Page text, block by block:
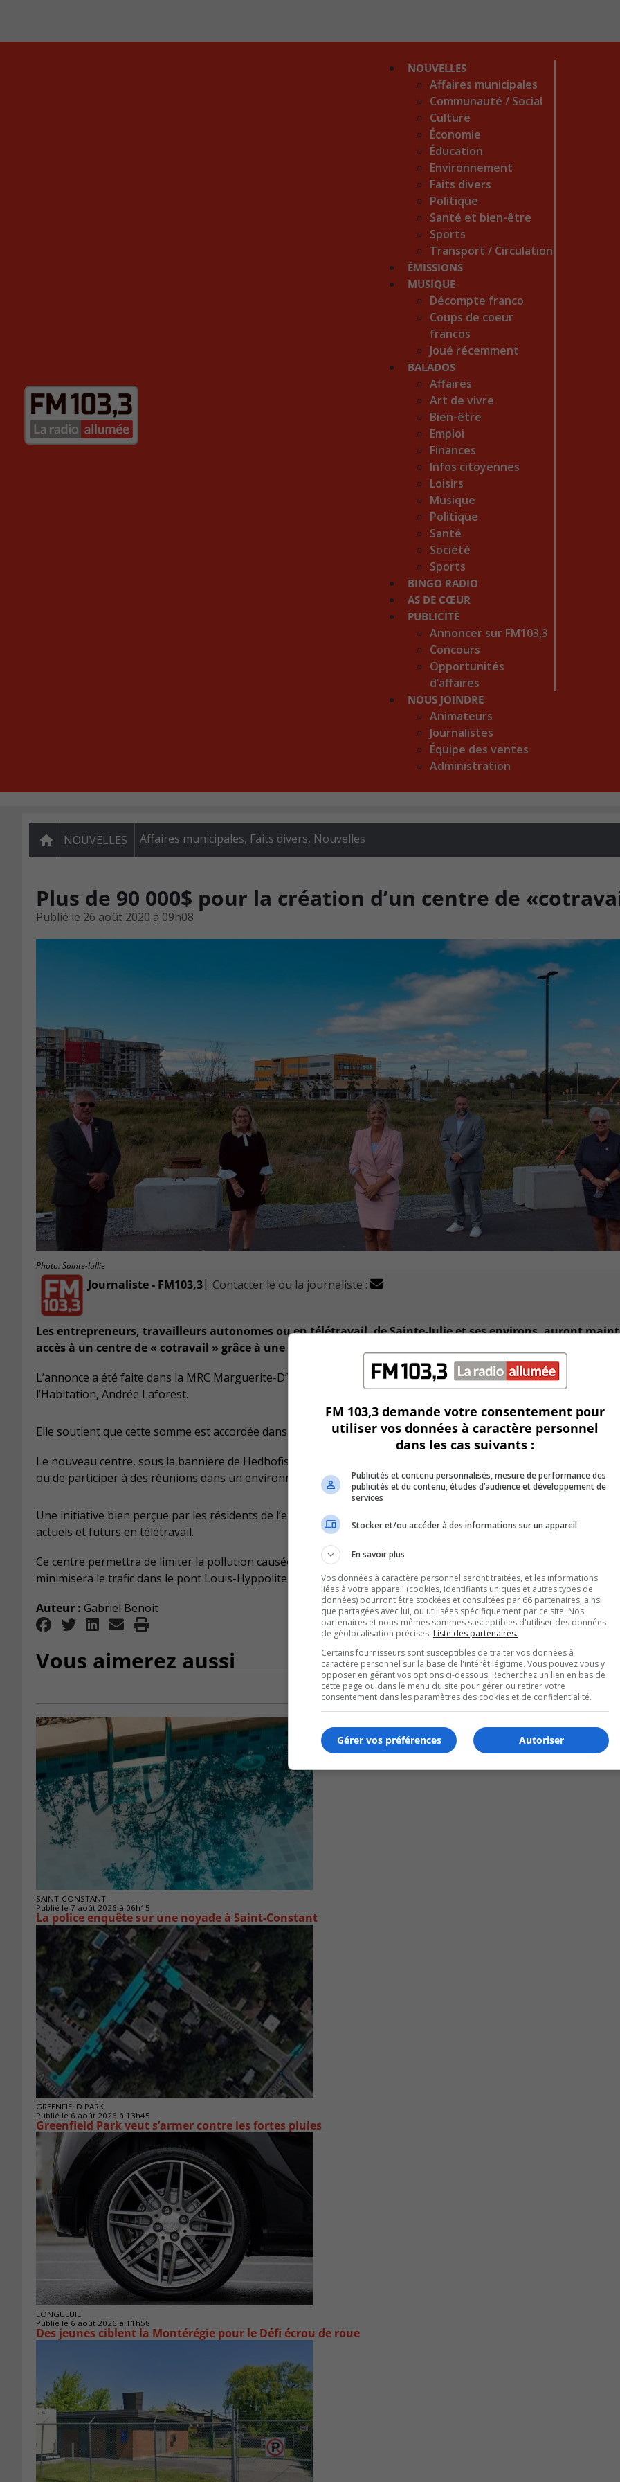
NOUVELLES
Affaires municipales
Communauté / Social
Culture
Économie
Éducation
Environnement
Faits divers
Politique
Santé et bien-être
Sports
Transport / Circulation
ÉMISSIONS
MUSIQUE
Décompte franco
Coups de coeur
francos
Joué récemment
BALADOS
Affaires
Art de vivre
Bien-être
Emploi
Finances
Infos citoyennes
Loisirs
Musique
Politique
Santé
Société
Sports
BINGO RADIO
AS DE CŒUR
PUBLICITÉ
Annoncer sur FM103,3
Concours
Opportunités
d’affaires
NOUS JOINDRE
Animateurs
Journalistes
Équipe des ventes
Administration
NOUVELLES Affaires municipales, Faits divers, Nouvelles
Plus de 90 000$ pour la création d’un centre de
Publié le 26 août 2020 à 09h08
Photo: Sainte-Jullie
Journaliste - FM103,3| Contacter le ou la journaliste :
Les entrepreneurs, travailleurs autonomes ou en télétravail, de Sainte-Julie et ses environs, auront
accès à un centre de « cotravail » grâce à une aide financière de 92 000$.
L’annonce a été faite dans la MRC Marguerite-D’Youvllle mardi par la ministre des Affaires municipales et de
l’Habitation, Andrée Laforest.
Elle soutient que cette somme est accordée dans le cadre du Fonds d’appui au rayonnement des régions (FARR).
Le nouveau centre, sous la bannière de Hedhofis, doit permettre aux citoyennes et aux citoyens d’y faire du
ou de participer à des réunions dans un environnement adéquat.
Une initiative bien perçue par les résidents de l’endroit qui estiment que c’est une alternative tournée vers les
actuels et futurs en télétravail.
Ce centre permettra de limiter la pollution causée par les véhicules qui transitaient vers Montréal et par le fait
minimisera le trafic dans le pont Louis-Hyppolite Lafontaine.
Auteur : Gabriel Benoit
Vous aimerez aussi
SAINT-CONSTANT
Publié le 7 août 2026 à 06h15
La police enquête sur une noyade à Saint-Constant
GREENFIELD PARK
Publié le 6 août 2026 à 13h45
Greenfield Park veut s’armer contre les fortes pluies
LONGUEUIL
Publié le 6 août 2026 à 11h58
Des jeunes ciblent la Montérégie pour le Défi écrou de roue
FM 103,3 demande votre consentement pour
utiliser vos données à caractère personnel
dans les cas suivants :
Publicités et contenu personnalisés, mesure de performance des
publicités et du contenu, études d’audience et développement de
services
Stocker et/ou accéder à des informations sur un appareil
En savoir plus
Vos données à caractère personnel seront traitées, et les informations
liées à votre appareil (cookies, identifiants uniques et autres types de
données) pourront être stockées et consultées par 66 partenaires, ainsi
que partagées avec lui, ou utilisées spécifiquement par ce site. Nos
partenaires et nous-mêmes sommes susceptibles d'utiliser des données
de géolocalisation précises. Liste des partenaires.
Certains fournisseurs sont susceptibles de traiter vos données à
caractère personnel sur la base de l'intérêt légitime. Vous pouvez vous y
opposer en gérant vos options ci-dessous. Recherchez un lien en bas de
cette page ou dans le menu du site pour gérer ou retirer votre
consentement dans les paramètres des cookies et de confidentialité.
Autoriser
Gérer vos préférences